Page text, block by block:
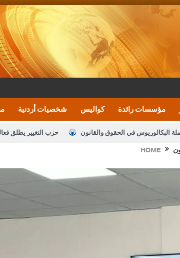
شخصيات أردنية كواليس مؤسسات رائدة
حزب التغيير يطلق البكالوريوس في الحقوق والقانون
النواب يقر مجلس النواب على شراكة فاعلة مع الإعلام
دعوة المكلفين بخدمة العلم (الدفعة من رفاق السلاح
القاضي محمود أحمد
HOME